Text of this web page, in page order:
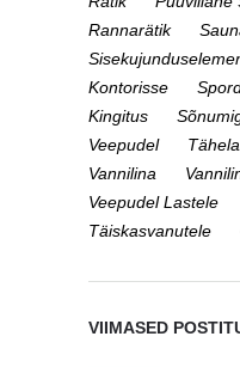
Rannarätik
Kontorisse
Kingitus
Veepudel
Vannilina
Veepudel Lastele
Täiskasvanutele
VIIMASED